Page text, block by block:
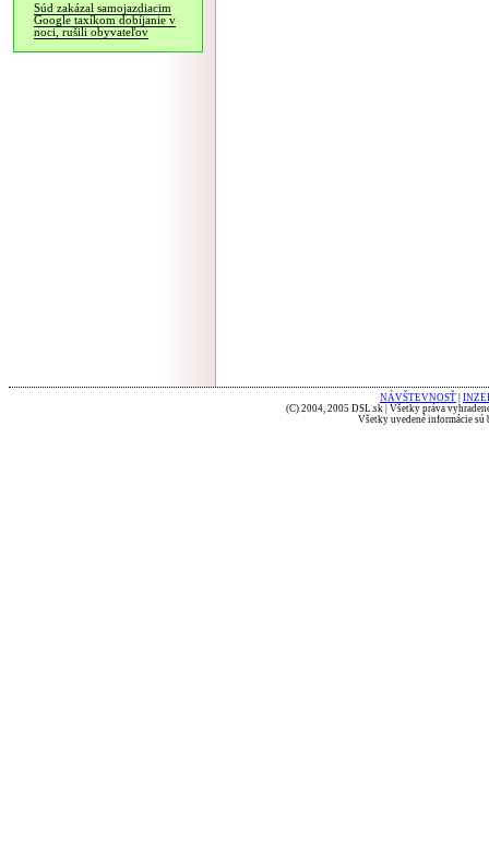
Súd zakázal samojazdiacim
Google taxíkom dobíjanie v
noci, rušili obyvateľov
NÁVŠTEVNOSŤ
(C) 2004, 2005 DSL.sk | Všetky práva
Všetky uvedené informácie sú